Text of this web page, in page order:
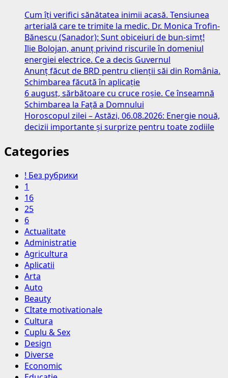
Cum îți verifici sănătatea inimii acasă. Tensiunea
arterială care te trimite la medic. Dr. Monica Trofin-
Bănescu (Sanador): Sunt obiceiuri de bun-simț!
Ilie Bolojan, anunț privind riscurile în domeniul
energiei electrice. Ce a decis Guvernul
Anunț făcut de BRD pentru clienții săi din România.
Schimbarea făcută în aplicație
6 august, sărbătoare cu cruce roșie. Ce înseamnă
Schimbarea la Față a Domnului
Horoscopul zilei – Astăzi, 06.08.2026: Energie nouă,
decizii importante și surprize pentru toate zodiile
Categories
! Без рубрики
1
16
25
6
Actualitate
Administratie
Agricultura
Aplicatii
Arta
Auto
Beauty
CItate motivationale
Cultura
Cuplu & Sex
Design
Diverse
Economic